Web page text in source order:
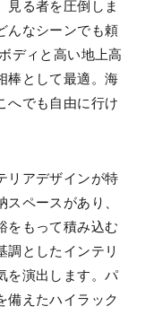
見る者を圧倒しま
んなシーンでも頼
ディと高い地上高
棒として最適。海
へでも自由に行け
リアデザインが特
ペースがあり、
をもって積み込む
調としたインテリ
を演出します。パ
備えたハイラック